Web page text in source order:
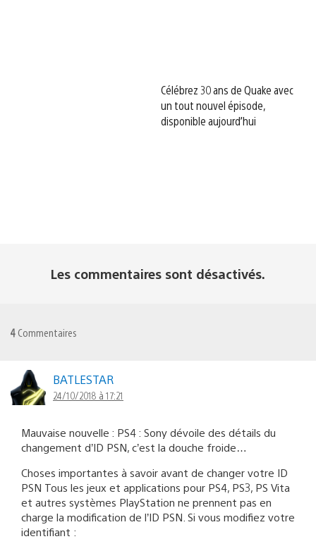
Célébrez 30 ans de Quake avec
un tout nouvel épisode,
disponible aujourd’hui
Les commentaires sont désactivés.
4 Commentaires
BATLESTAR
24/10/2018 à 17:21
Mauvaise nouvelle : PS4 : Sony dévoile des détails du
changement d’ID PSN, c’est la douche froide…
Choses importantes à savoir avant de changer votre ID
PSN Tous les jeux et applications pour PS4, PS3, PS Vita
et autres systèmes PlayStation ne prennent pas en
charge la modification de l’ID PSN. Si vous modifiez votre
identifiant :